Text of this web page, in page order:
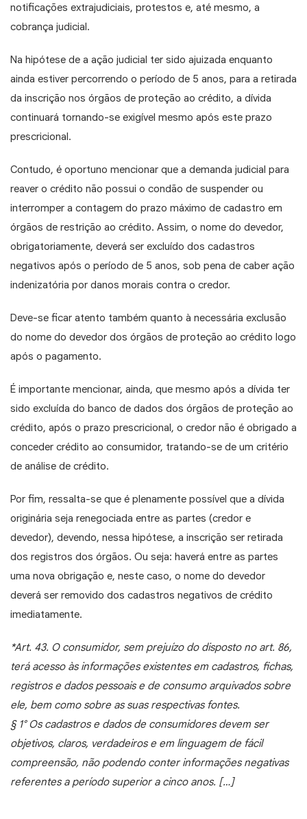
notificações extrajudiciais, protestos e, até mesmo, a
cobrança judicial.
Na hipótese de a ação judicial ter sido ajuizada enquanto
ainda estiver percorrendo o período de 5 anos, para a retirada
da inscrição nos órgãos de proteção ao crédito, a dívida
continuará tornando-se exigível mesmo após este prazo
prescricional.
Contudo, é oportuno mencionar que a demanda judicial para
reaver o crédito não possui o condão de suspender ou
interromper a contagem do prazo máximo de cadastro em
órgãos de restrição ao crédito. Assim, o nome do devedor,
obrigatoriamente, deverá ser excluído dos cadastros
negativos após o período de 5 anos, sob pena de caber ação
indenizatória por danos morais contra o credor.
Deve-se ficar atento também quanto à necessária exclusão
do nome do devedor dos órgãos de proteção ao crédito logo
após o pagamento.
É importante mencionar, ainda, que mesmo após a dívida ter
sido excluída do banco de dados dos órgãos de proteção ao
crédito, após o prazo prescricional, o credor não é obrigado a
conceder crédito ao consumidor, tratando-se de um critério
de análise de crédito.
Por fim, ressalta-se que é plenamente possível que a dívida
originária seja renegociada entre as partes (credor e
devedor), devendo, nessa hipótese, a inscrição ser retirada
dos registros dos órgãos. Ou seja: haverá entre as partes
uma nova obrigação e, neste caso, o nome do devedor
deverá ser removido dos cadastros negativos de crédito
imediatamente.
*Art. 43. O consumidor, sem prejuízo do disposto no art. 86,
terá acesso às informações existentes em cadastros, fichas,
registros e dados pessoais e de consumo arquivados sobre
ele, bem como sobre as suas respectivas fontes.
§ 1° Os cadastros e dados de consumidores devem ser
objetivos, claros, verdadeiros e em linguagem de fácil
compreensão, não podendo conter informações negativas
referentes a período superior a cinco anos. […]